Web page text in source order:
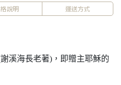
說明 運送方式
溪海長老著)，即贈主耶穌的